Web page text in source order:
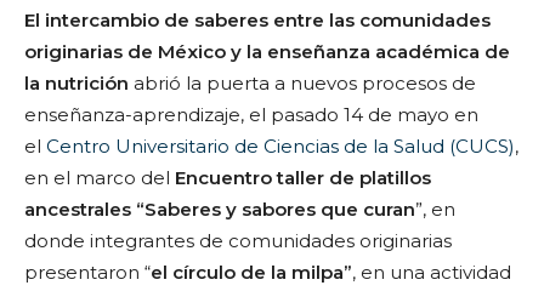
El intercambio de saberes entre las comunidades
originarias de México y la enseñanza académica de
la nutrición abrió la puerta a nuevos procesos de
enseñanza-aprendizaje, el pasado 14 de mayo en
el Centro Universitario de Ciencias de la Salud (CUCS),
en el marco del Encuentro taller de platillos
ancestrales “Saberes y sabores que curan”, en
donde integrantes de comunidades originarias
presentaron “el círculo de la milpa”, en una actividad